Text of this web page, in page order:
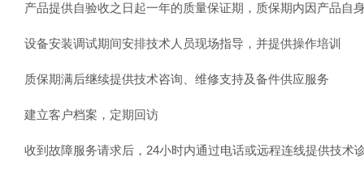
产品提供自验收之日起一年的质量保证期，质保期内因产品自
设备安装调试期间安排技术人员现场指导，并提供操作培训
质保期满后继续提供技术咨询、维修支持及备件供应服务
建立客户档案，定期回访
收到故障服务请求后，24小时内通过电话或远程连线提供技术